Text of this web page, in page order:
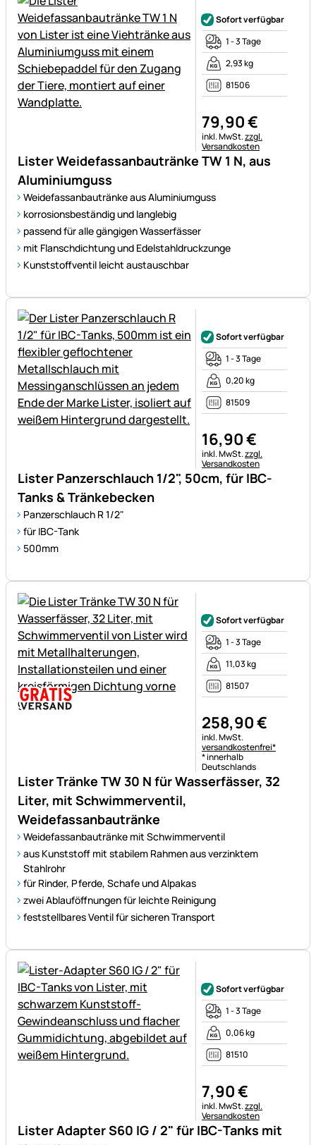
Lister Weidefassanbautränke TW 1 N, aus
Aluminiumguss
Weidefassanbautränke aus Aluminiumguss
korrosionsbeständig und langlebig
passend für alle gängigen Wasserfässer
mit Flanschdichtung und Edelstahldruckzunge
Kunststoffventil leicht austauschbar
Sofort verfügbar
1 - 3 Tage
2,93 kg
81506
79,90€
Steuerhinweis:
inkl. MwSt.zzgl.
Versandkosten
Lister Panzerschlauch 1/2", 50cm, für IBC-
Tanks & Tränkebecken
Panzerschlauch R 1/2"
für IBC-Tank
500mm
Sofort verfügbar
1 - 3 Tage
0,20 kg
81509
16,90€
Steuerhinweis:
inkl. MwSt.zzgl.
Versandkosten
Lister Tränke TW 30 N für Wasserfässer, 32
Liter, mit Schwimmerventil,
Weidefassanbautränke
Weidefassanbautränke mit Schwimmerventil
aus Kunststoff mit stabilem Rahmen aus verzinktem
Stahlrohr
für Rinder, Pferde, Schafe und Alpakas
zwei Ablauföffnungen für leichte Reinigung
feststellbares Ventil für sicheren Transport
Sofort verfügbar
1 - 3 Tage
11,03 kg
81507
258,90€
Steuerhinweis:
inkl. MwSt.
versandkostenfrei*
* innerhalb
Deutschlands
Lister Adapter S60 IG / 2" für IBC-Tanks mit
Sofort verfügbar
1 - 3 Tage
0,06 kg
81510
7,90€
Steuerhinweis:
inkl. MwSt.zzgl.
Versandkosten